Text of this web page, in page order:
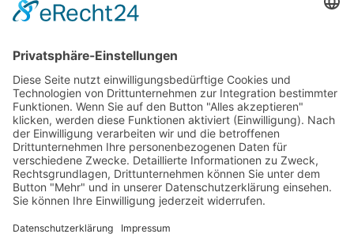
Pfarramts- und Friedhofsverwaltung
02689 Taubenheim / Spree
» Öffnungszeiten & Kontakt
Home
Sitemap
Datenschutz Website